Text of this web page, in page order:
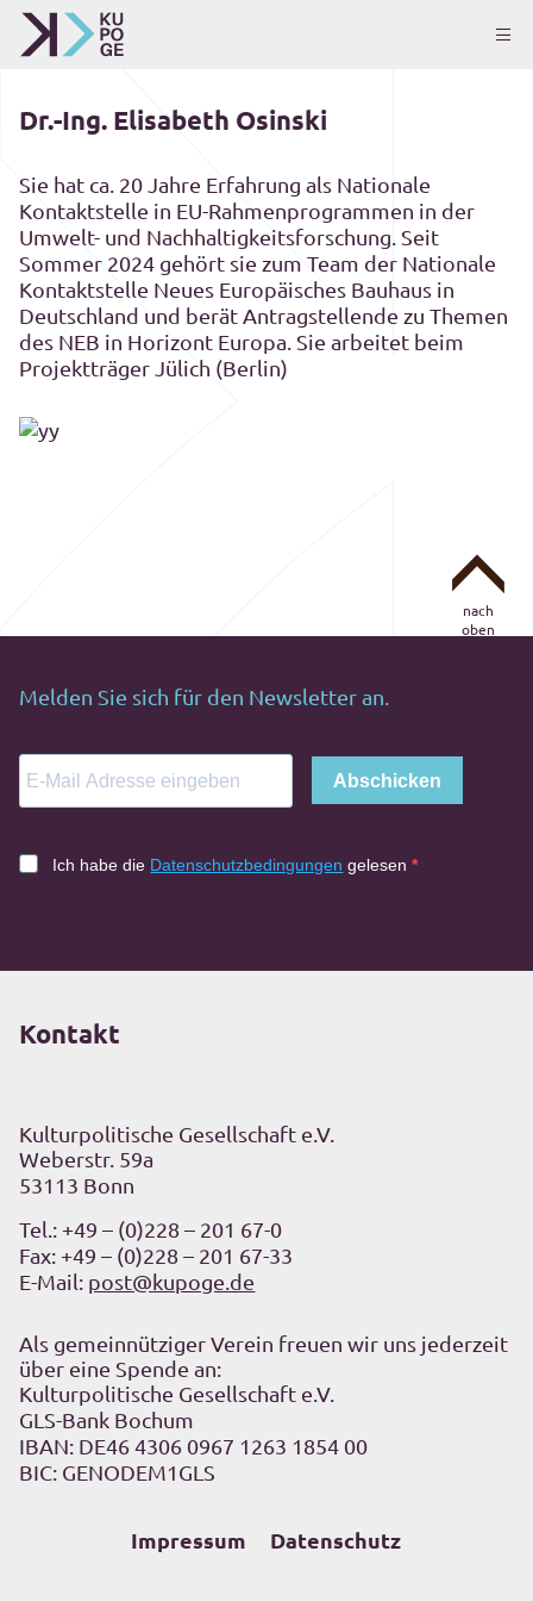
Dr.-Ing. Elisabeth Osinski
Sie hat ca. 20 Jahre Erfahrung als Nationale
Kontaktstelle in EU-Rahmenprogrammen in der
Umwelt- und Nachhaltigkeitsforschung. Seit
Sommer 2024 gehört sie zum Team der Nationale
Kontaktstelle Neues Europäisches Bauhaus in
Deutschland und berät Antragstellende zu Themen
des NEB in Horizont Europa. Sie arbeitet beim
Projektträger Jülich (Berlin)
nach
oben
Melden Sie sich für den Newsletter an.
Abschicken
Ich habe die Datenschutzbedingungen gelesen
Kontakt
Kulturpolitische Gesellschaft e.V.
Weberstr. 59a
53113 Bonn
Tel.: +49 – (0)228 – 201 67-0
Fax: +49 – (0)228 – 201 67-33
E-Mail: post@kupoge.de
Als gemeinnütziger Verein freuen wir uns jederzeit
über eine Spende an:
Kulturpolitische Gesellschaft e.V.
GLS-Bank Bochum
IBAN: DE46 4306 0967 1263 1854 00
BIC: GENODEM1GLS
Impressum Datenschutz